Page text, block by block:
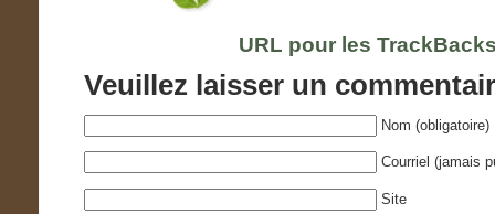
URL pour les
Veuillez laisser un
Nom (obligatoire)
Courriel (jamais
Site